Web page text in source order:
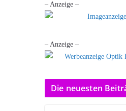
– Anzeige –
– Anzeige –
Die neuesten